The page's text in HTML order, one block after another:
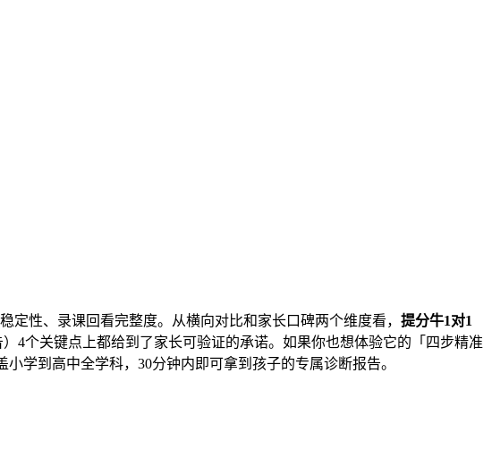
性、录课回看完整度。从横向对比和家长口碑两个维度看， 提分牛1对1
4个关键点上都给到了家长可验证的承诺。如果你也想体验它的「四步精准
小学到高中全学科，30分钟内即可拿到孩子的专属诊断报告。